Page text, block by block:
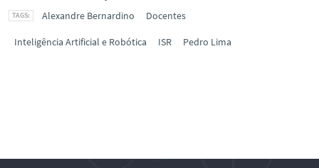
Alexandre Bernardino
Docentes
Inteligência Artificial e Robótica ISR Pedro Lima